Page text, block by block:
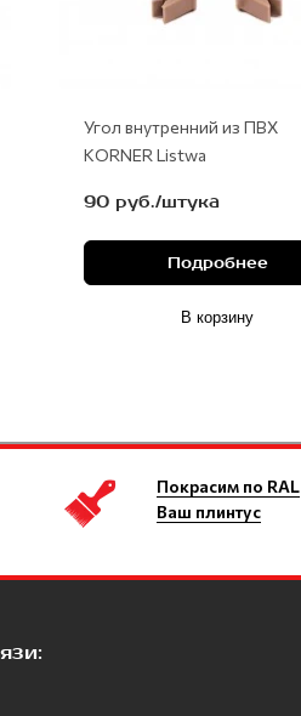
Угол внутренний из ПВХ
KORNER Listwa
90 руб./штука
Подробнее
В корзину
Покрасим по RAL
Ваш плинтус